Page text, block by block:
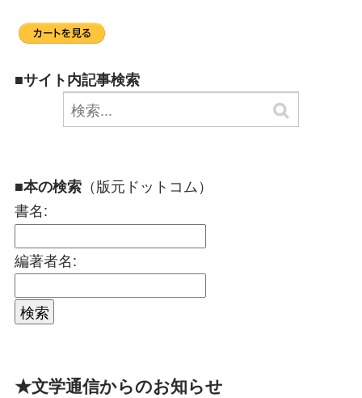
■サイト内記事検索
■本の検索 （版元ドットコム）
書名:
編著者名:
★文学通信からのお知らせ